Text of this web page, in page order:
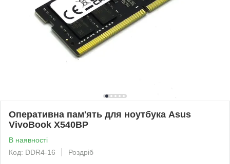
Оперативна пам'ять для ноутбука Asus
VivoBook X540BP
В наявності
Код: DDR4-16
Роздріб